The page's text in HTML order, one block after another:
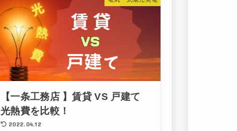
【一条工務店 】賃貸 VS 戸建て
光熱費を比較！
2022.04.12